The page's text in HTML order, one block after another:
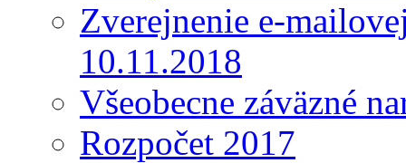
Zverejnenie e-
10.11.2018
Všeobecne záväzné
Rozpočet 2017